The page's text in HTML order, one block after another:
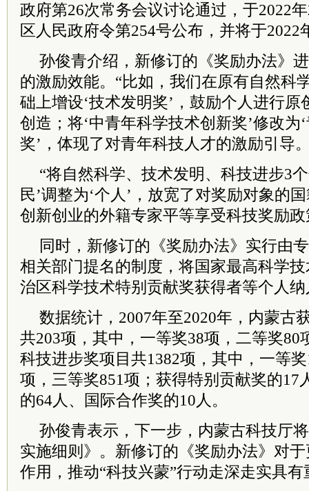
政府第26次常务会议讨论通过，于2022
区人民政府令第254号公布，并将于2022
孙俊青介绍，新修订的《奖励办法》
的激励效能。“比如，我们在原有自然科
础上增设‘技术发明奖’，鼓励个人进行
创造；将‘中青年科学技术创新奖’修改为
奖’，体现了对青年科技人才的激励引导
“将自然科学、技术发明、科技进步3
民’调整为‘个人’，放宽了对奖励对象的
创新创业的外籍专家平等享受科技奖励
同时，新修订的《奖励办法》实行由
相关部门提名的制度，将国家最高科学技
治区科学技术特别贡献奖获得者等个人
数据统计，2007年至2020年，内蒙古
共203项，其中，一等奖38项，二等奖80
科技进步奖项目共1382项，其中，一等
项，三等奖851项；获得特别贡献奖的17
的64人、国际合作奖的10人。
孙俊青表示，下一步，内蒙古科技厅
实施细则》。新修订的《奖励办法》对
作用，推动“科技兴蒙”行动走深走实具